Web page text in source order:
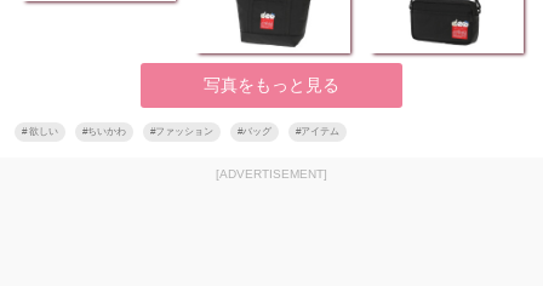
写真をもっと見る
#欲しい #ちいかわ #ファッション #バッグ #アイテム
[ADVERTISEMENT]